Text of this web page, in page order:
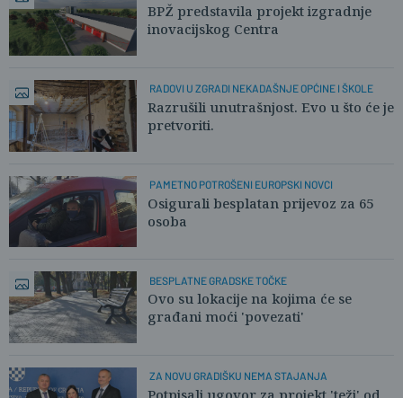
BPŽ predstavila projekt izgradnje
inovacijskog Centra
RADOVI U ZGRADI NEKADAŠNJE OPĆINE I ŠKOLE
Razrušili unutrašnjost. Evo u što će je
pretvoriti.
PAMETNO POTROŠENI EUROPSKI NOVCI
Osigurali besplatan prijevoz za 65
osoba
BESPLATNE GRADSKE TOČKE
Ovo su lokacije na kojima će se
građani moći 'povezati'
ZA NOVU GRADIŠKU NEMA STAJANJA
Potpisali ugovor za projekt 'teži' od